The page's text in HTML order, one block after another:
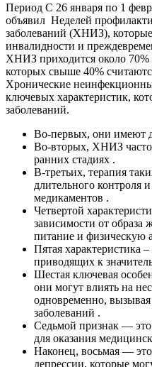
Период С 26 января по 1
объявил Неделей
заболеваний (ХНИЗ),
инвалидности и
ХНИЗ приходится около 70%
которых свыше 40%
Хронические
ключевых характеристик,
заболеваний.
Во-первых, они имеют
Во-вторых, ХНИЗ часто
ранних стадиях .
В-третьих, терапия
длительного контроля
медикаментов .
Четвертой
зависимости от образа
питание и физическую
Пятая характеристика
приводящих к
Шестая ключевая
они могут влиять на
одновременно,
заболеваний .
Седьмой признак — это
для оказания
Наконец, восьмая —
депрессии, которые